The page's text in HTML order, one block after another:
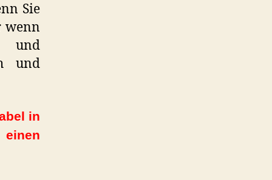
Sie
wenn
und
und
in